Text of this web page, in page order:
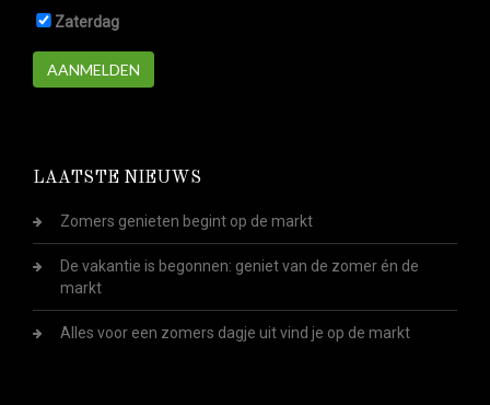
Zaterdag
AANMELDEN
LAATSTE NIEUWS
Zomers genieten begint op de markt
De vakantie is begonnen: geniet van de zomer én de
markt
Alles voor een zomers dagje uit vind je op de markt